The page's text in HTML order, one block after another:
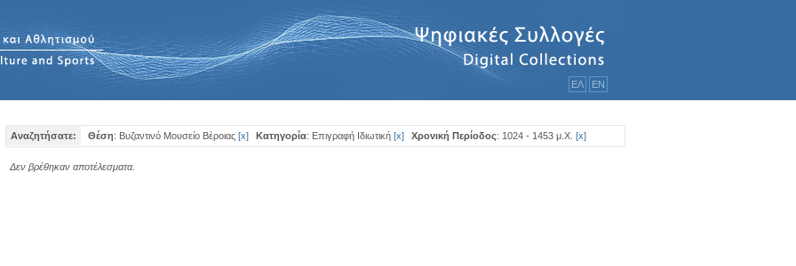
ΕΛ ΕΝ
Αναζητήσατε: Θέση: Βυζαντινό Μουσείο Βέροιας [x] Κατηγορία: Επιγραφή Iδιωτική [x] Χρονική Περίοδος: 1024 - 1453 μ.Χ. [x]
Δεν βρέθηκαν αποτέλεσματα.